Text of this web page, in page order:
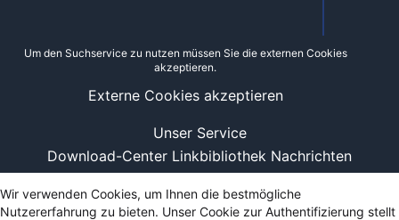
Unser Service
Download-Center Linkbibliothek Nachrichten
Um den Suchservice zu nutzen müssen Sie die externen Cookies
akzeptieren.
Externe Cookies akzeptieren
Wir verwenden Cookies, um Ihnen die bestmögliche
Nutzererfahrung zu bieten. Unser Cookie zur Authentifizierung stellt